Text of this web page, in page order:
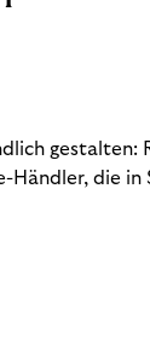
gestalten:
die in